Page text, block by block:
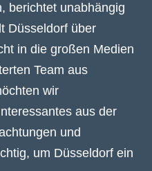
berichtet unabhängig
Düsseldorf über
in die großen Medien
Team aus
wir
aus der
und
um Düsseldorf ein